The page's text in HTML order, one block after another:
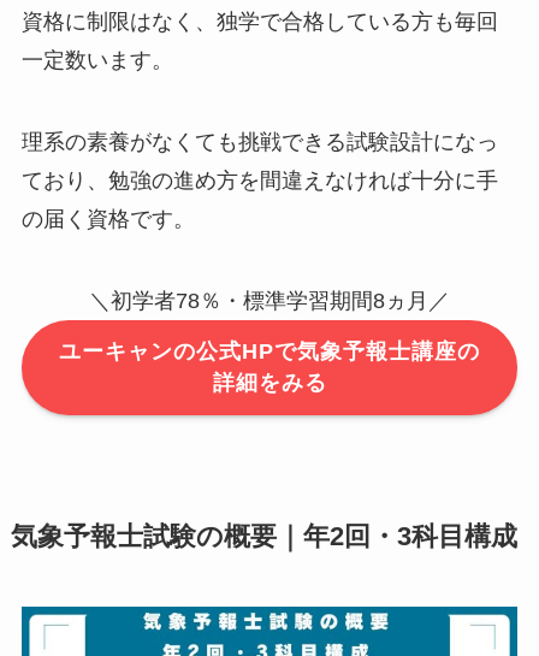
資格に制限はなく、独学で合格している方も毎回
一定数います。
理系の素養がなくても挑戦できる試験設計になっ
ており、勉強の進め方を間違えなければ十分に手
の届く資格です。
＼初学者78％・標準学習期間8ヵ月／
ユーキャンの公式HPで気象予報士講座の
詳細をみる
気象予報士試験の概要｜年2回・3科目構成